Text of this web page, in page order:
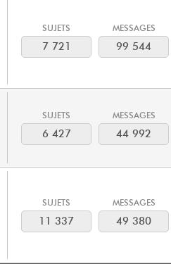
SUJETS
7 721
MESSAGES
99 544
SUJETS
6 427
MESSAGES
44 992
SUJETS
11 337
MESSAGES
49 380